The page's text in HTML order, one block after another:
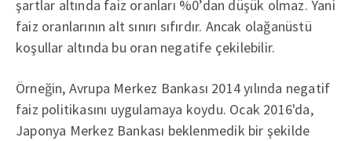
şartlar altında faiz oranları %0’dan düşük olmaz. Yani
faiz oranlarının alt sınırı sıfırdır. Ancak olağanüstü
koşullar altında bu oran negatife çekilebilir.
Örneğin, Avrupa Merkez Bankası 2014 yılında negatif
faiz politikasını uygulamaya koydu. Ocak 2016'da,
Japonya Merkez Bankası beklenmedik bir şekilde